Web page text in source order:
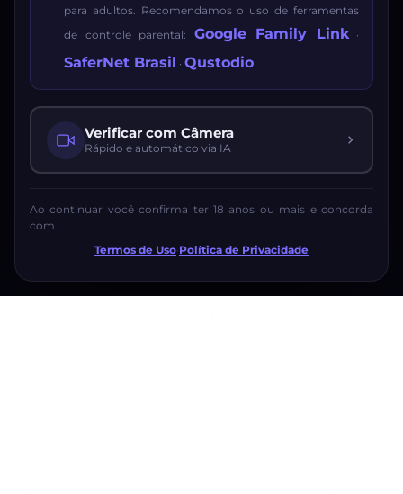
para adultos. Recomendamos o uso de ferramentas
de controle parental: Google Family Link·
SaferNet Brasil · Qustodio
Verificar com Câmera
Rápido e automático via IA
Ao continuar você confirma ter 18 anos ou mais e concorda
com
Termos de Uso·Política de Privacidade